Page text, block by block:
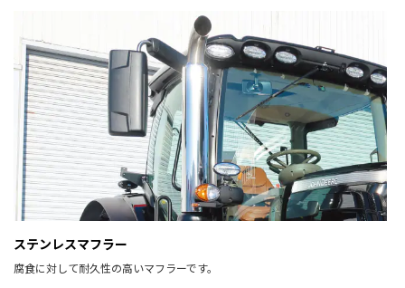
ステンレスマフラー
腐食に対して耐久性の高いマフラーです。